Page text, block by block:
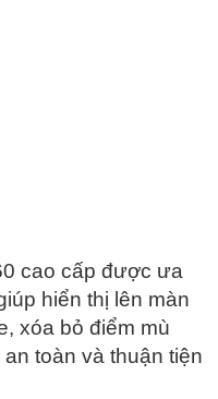
cao cấp được ưa
hiển thị lên màn
xóa bỏ điểm mù
toàn và thuận tiện